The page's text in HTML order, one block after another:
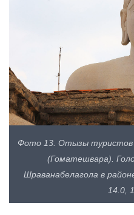
Фото 13. Отызы туристов
(Гоматешвара).
Шраванабелагола в
14.0,